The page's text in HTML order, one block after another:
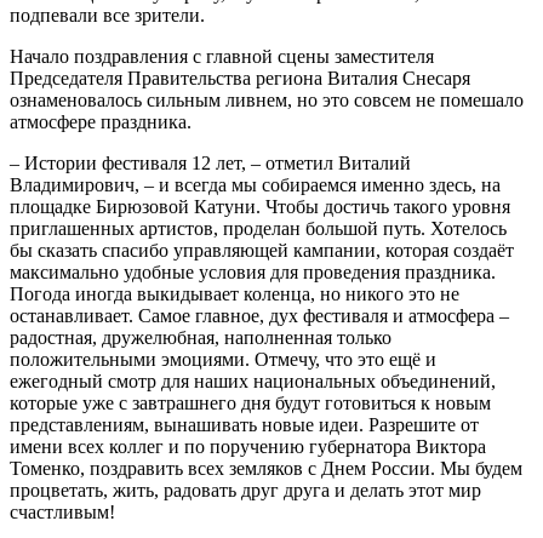
подпевали все зрители.
Начало поздравления с главной сцены заместителя
Председателя Правительства региона Виталия Снесаря
ознаменовалось сильным ливнем, но это совсем не помешало
атмосфере праздника.
– Истории фестиваля 12 лет, – отметил Виталий
Владимирович, – и всегда мы собираемся именно здесь, на
площадке Бирюзовой Катуни. Чтобы достичь такого уровня
приглашенных артистов, проделан большой путь. Хотелось
бы сказать спасибо управляющей кампании, которая создаёт
максимально удобные условия для проведения праздника.
Погода иногда выкидывает коленца, но никого это не
останавливает. Самое главное, дух фестиваля и атмосфера –
радостная, дружелюбная, наполненная только
положительными эмоциями. Отмечу, что это ещё и
ежегодный смотр для наших национальных объединений,
которые уже с завтрашнего дня будут готовиться к новым
представлениям, вынашивать новые идеи. Разрешите от
имени всех коллег и по поручению губернатора Виктора
Томенко, поздравить всех земляков с Днем России. Мы будем
процветать, жить, радовать друг друга и делать этот мир
счастливым!